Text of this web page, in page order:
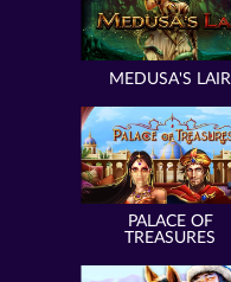
MEDUSA'S LAIR
PALACE OF
TREASURES